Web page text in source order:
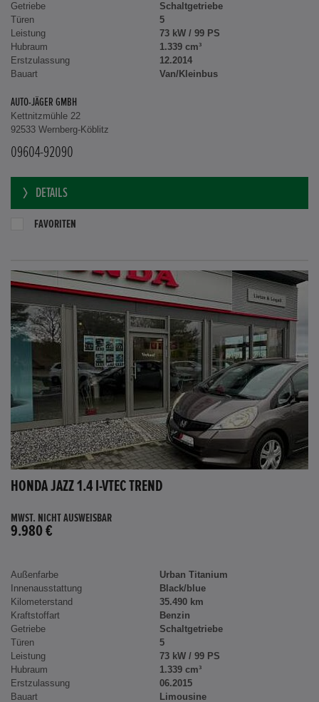
Getriebe
Schaltgetriebe
Türen
5
Leistung
73 kW / 99 PS
Hubraum
1.339 cm³
Erstzulassung
12.2014
Bauart
Van/Kleinbus
AUTO-JÄGER GMBH
Kettnitzmühle 22
92533 Wernberg-Köblitz
09604-92090
DETAILS
FAVORITEN
HONDA JAZZ 1.4 I-VTEC TREND
MWST. NICHT AUSWEISBAR
9.980 €
Außenfarbe
Urban Titanium
Innenausstattung
Black/blue
Kilometerstand
35.490 km
Kraftstoffart
Benzin
Getriebe
Schaltgetriebe
Türen
5
Leistung
73 kW / 99 PS
Hubraum
1.339 cm³
Erstzulassung
06.2015
Bauart
Limousine